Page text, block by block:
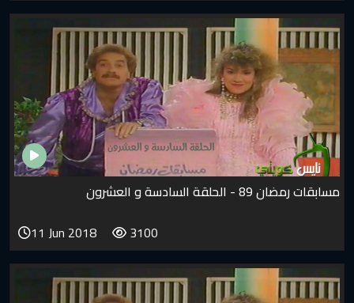
مسابقات رمضان 89 - الحلقة السادسة و العشرون
3100
11 Jun 2018